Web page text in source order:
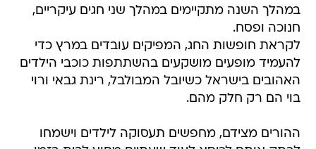
במהלך השנה מתקיימים במהלך שני חגים עיקריים,
חנוכה ופסח.
לקראת חופשות החג, המפיקים עובדים במרץ כדי
להעמיד מופעים מושקעים בהשתתפות כוכבי הילדים
האהובים בישראל כשיובל המבולבל, רינת גבאי ורוי
בוי הם רק חלק מהם.
ההורים מצידם, מחפשים תעסוקה לילדים וישמחו